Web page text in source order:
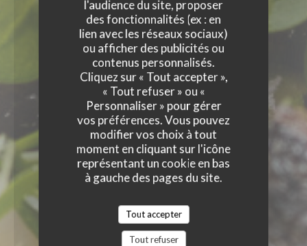
l'audience du site, proposer
des fonctionnalités (ex : en
lien avec les réseaux sociaux)
ou afficher des publicités ou
contenus personnalisés.
Cliquez sur « Tout accepter »,
« Tout refuser » ou «
Personnaliser » pour gérer
vos préférences. Vous pouvez
modifier vos choix à tout
moment en cliquant sur l'icône
représentant un cookie en bas
à gauche des pages du site.
Tout accepter
Tout refuser